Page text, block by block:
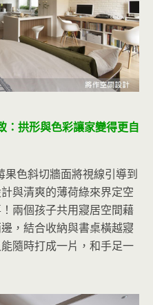
：拱形與色彩讓家變得更自
色斜切牆面將視線引導到
與清爽的薄荷綠來界定空
兩個孩子共用寢居空間藉
，結合收納與書桌橫越寢
隨時打成一片，和手足一